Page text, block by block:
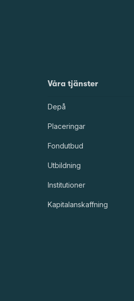
Våra tjänster
Depå
Placeringar
Fondutbud
Utbildning
Institutioner
Kapitalanskaffning